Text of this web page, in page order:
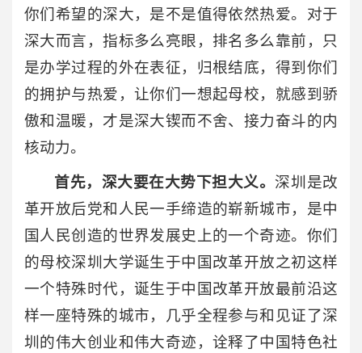
你们希望的深大，是不是值得依然热爱。对于
深大而言，指标多么亮眼，排名多么靠前，只
是办学过程的外在表征，归根结底，得到你们
的拥护与热爱，让你们一想起母校，就感到骄
傲和温暖，才是深大锲而不舍、接力奋斗的内
核动力。
首先，深大要在大势下担大义。 深圳是改
革开放后党和人民一手缔造的崭新城市，是中
国人民创造的世界发展史上的一个奇迹。你们
的母校深圳大学诞生于中国改革开放之初这样
一个特殊时代，诞生于中国改革开放最前沿这
样一座特殊的城市，几乎全程参与和见证了深
圳的伟大创业和伟大奇迹，诠释了中国特色社